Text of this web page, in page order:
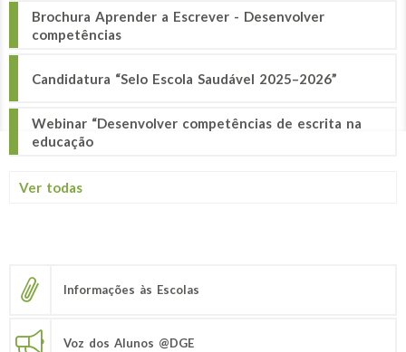
Brochura Aprender a Escrever - Desenvolver
competências
Candidatura “Selo Escola Saudável 2025–2026”
Webinar “Desenvolver competências de escrita na
educação
Ver todas
Informações às Escolas
Voz dos Alunos @DGE